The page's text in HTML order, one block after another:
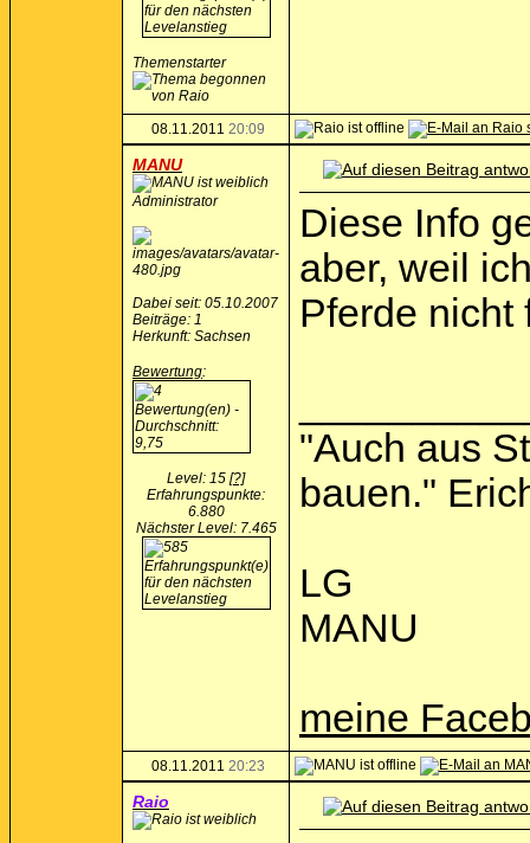
Themenstarter
08.11.2011 20:09
MANU
Administrator
Dabei seit: 05.10.2007
Beiträge: 1
Herkunft: Sachsen
Bewertung:
Level: 15 [?]
Erfahrungspunkte:
6.880
Nächster Level: 7.465
Diese Info
aber, weil
Pferde nicht
"Auch aus
bauen."
LG
MANU
meine
08.11.2011 20:23
Raio